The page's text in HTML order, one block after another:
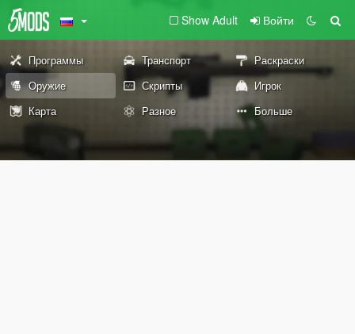
Show Adult Войти
Программы Транспорт
Раскраски
Оружие
Скрипты
Игрок
Карта
Разное Больше